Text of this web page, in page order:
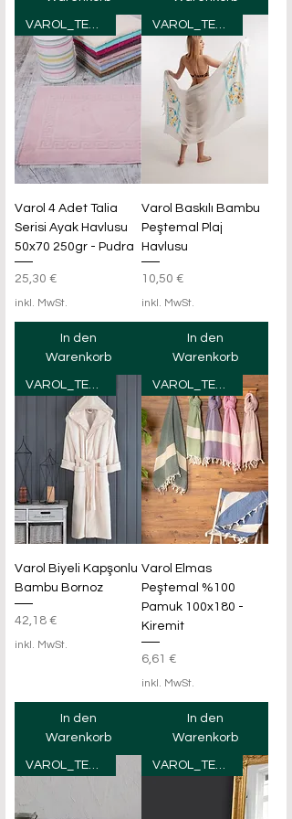
VAROL_TEXTILE
Varol 4 Adet Talia
Serisi Ayak Havlusu
50x70 250gr - Pudra
Preis
25,30 €
inkl. MwSt.
In den
Warenkorb
VAROL_TEXTILE
Varol Baskılı Bambu
Peştemal Plaj
Havlusu
Preis
10,50 €
inkl. MwSt.
In den
Warenkorb
VAROL_TEXTILE
Varol Biyeli Kapşonlu
Bambu Bornoz
Preis
42,18 €
inkl. MwSt.
In den
Warenkorb
VAROL_TEXTILE
Varol Elmas
Peştemal %100
Pamuk 100x180 -
Kiremit
Preis
6,61 €
inkl. MwSt.
In den
Warenkorb